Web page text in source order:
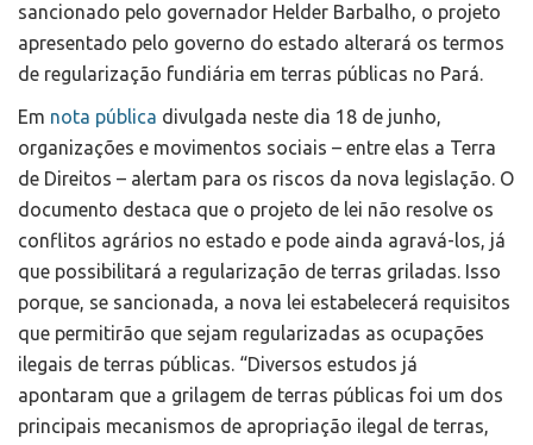
sancionado pelo governador Helder Barbalho, o projeto
apresentado pelo governo do estado alterará os termos
de regularização fundiária em terras públicas no Pará.
Em nota pública divulgada neste dia 18 de junho,
organizações e movimentos sociais – entre elas a Terra
de Direitos – alertam para os riscos da nova legislação. O
documento destaca que o projeto de lei não resolve os
conflitos agrários no estado e pode ainda agravá-los, já
que possibilitará a regularização de terras griladas. Isso
porque, se sancionada, a nova lei estabelecerá requisitos
que permitirão que sejam regularizadas as ocupações
ilegais de terras públicas. “Diversos estudos já
apontaram que a grilagem de terras públicas foi um dos
principais mecanismos de apropriação ilegal de terras,